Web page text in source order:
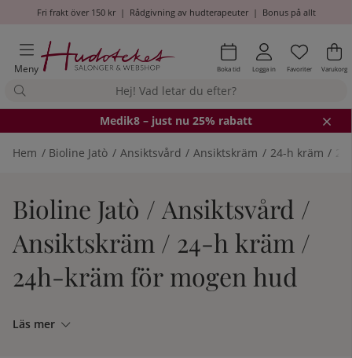
Fri frakt över 150 kr| Rådgivning av hudterapeuter| Bonus på allt
Meny Boka tid Logga in Antal i
.
Favoriter .
Varukorg
Medik8 – just nu 25% rabatt
Hem Bioline Jatò Ansiktsvård Ansiktskräm 24-h kräm
Bioline Jatò / Ansiktsvård /
Ansiktskräm / 24-h kräm /
24h-kräm för mogen hud
Läs mer